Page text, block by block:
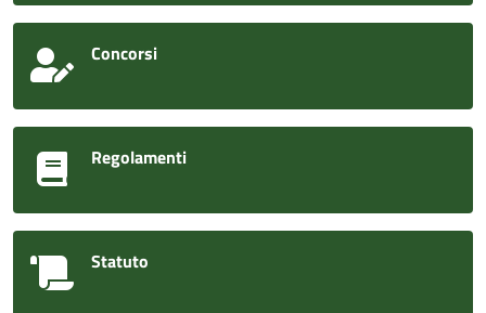
Concorsi
Regolamenti
Statuto